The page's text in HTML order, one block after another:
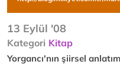
13 Eylül '08
Kategori Kitap
Yorgancı'nın şiirsel